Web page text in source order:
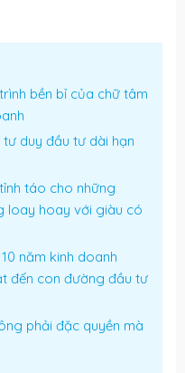
bền bỉ của chữ tâm
duy đầu tư dài hạn
táo cho những
loay hoay với giàu có
năm kinh doanh
đến con đường đầu tư
phải đặc quyền mà